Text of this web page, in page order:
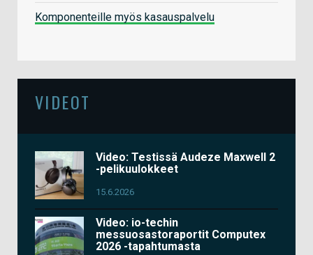
Komponenteille myös kasauspalvelu
VIDEOT
Video: Testissä Audeze Maxwell 2
-pelikuulokkeet
15.6.2026
Video: io-techin
messuosastoraportit Computex
2026 -tapahtumasta